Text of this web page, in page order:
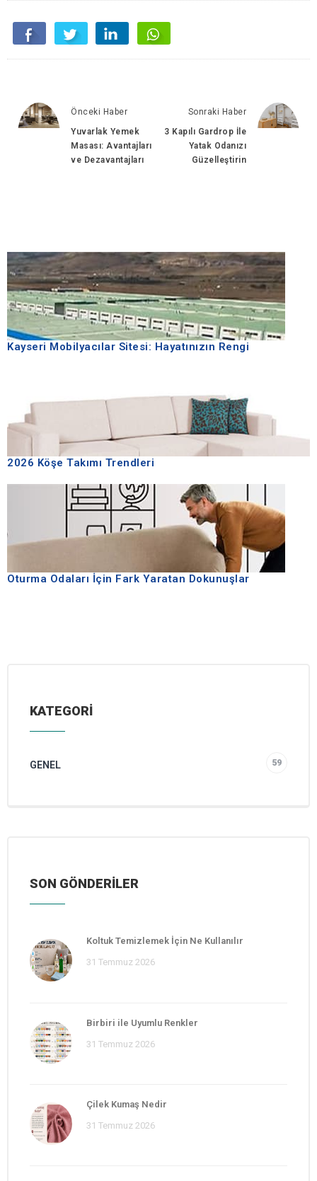
Önceki Haber
Yuvarlak Yemek
Masası: Avantajları
ve Dezavantajları
Sonraki Haber
3 Kapılı Gardrop İle
Yatak Odanızı
Güzelleştirin
Kayseri Mobilyacılar Sitesi: Hayatınızın Rengi
2026 Köşe Takımı Trendleri
Oturma Odaları İçin Fark Yaratan Dokunuşlar
KATEGORİ
GENEL 59
SON GÖNDERİLER
Koltuk Temizlemek İçin Ne Kullanılır
31 Temmuz 2026
Birbiri ile Uyumlu Renkler
31 Temmuz 2026
Çilek Kumaş Nedir
31 Temmuz 2026